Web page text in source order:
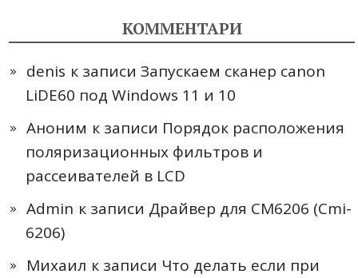
КОММЕНТАРИ
denis к записи Запускаем сканер canon
LiDE60 под Windows 11 и 10
Аноним к записи Порядок расположения
поляризационных фильтров и
рассеивателей в LCD
Admin к записи Драйвер для CM6206 (Cmi-
6206)
Михаил к записи Что делать если при